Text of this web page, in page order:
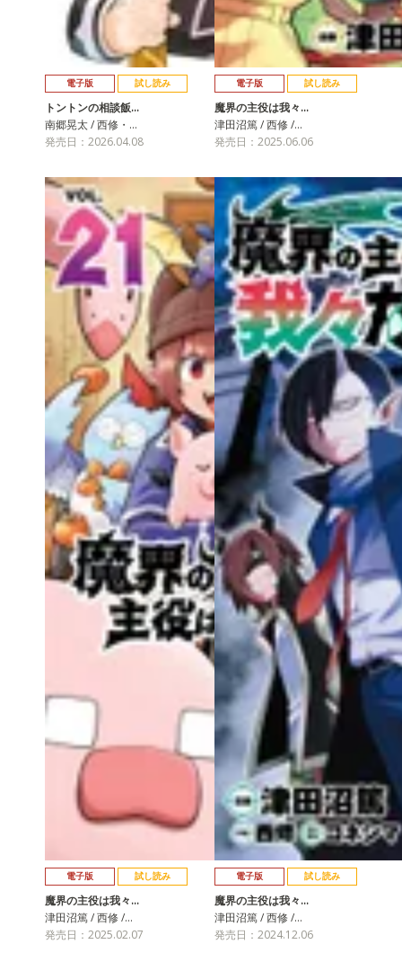
電子版 試し読み
トントンの相談飯…
南郷晃太 / 西修・…
発売日：2026.04.08
電子版 試し読み
魔界の主役は我々…
津田沼篤 / 西修 /…
発売日：2025.06.06
電子版 試し読み
魔界の主役は我々…
津田沼篤 / 西修 /…
発売日：2025.02.07
電子版 試し読み
魔界の主役は我々…
津田沼篤 / 西修 /…
発売日：2024.12.06